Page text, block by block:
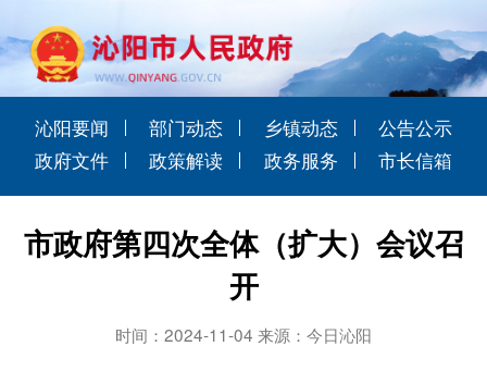
沁阳要闻 部门动态 乡镇动态
公告公示
政府文件
政策解读 政务服务 市长信箱
市政府第四次全体（扩大）会议召
开
时间：2024-11-04 来源：今日沁阳